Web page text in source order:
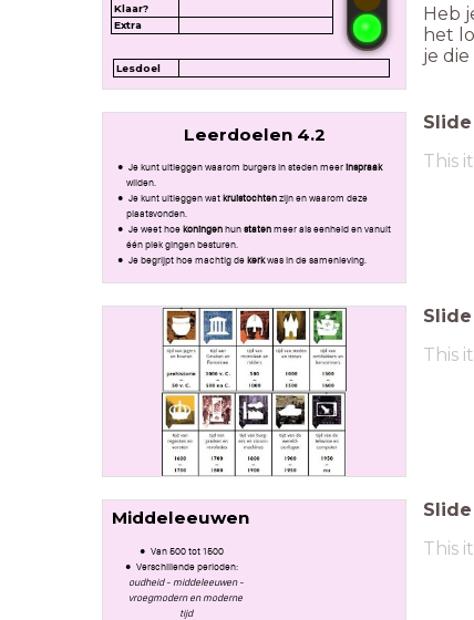
Klaar?
Extra
Lesdoel
Heb
het
je
Leerdoelen 4.2
Je kunt uitleggen waarom burgers in steden meerinspraak
wilden.
Je kunt uitleggen watkruistochtenzijn en waarom deze
plaatsvonden.
Je weet hoekoningenhunstatenmeer als eenheid en vanuit
één plek gingen besturen.
Je begrijpt hoe machtig dekerkwas in de samenleving.
Slide
This
Slide
This
Middeleeuwen
Van 500 tot 1500
Verschillende perioden:
oudheid - middeleeuwen -
vroegmodern en moderne
tijd
Slide
This